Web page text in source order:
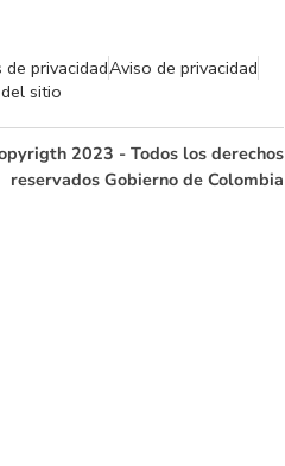
de privacidadAviso de privacidad
sitio
2023 - Todos los derechos
reservados Gobierno de Colombia